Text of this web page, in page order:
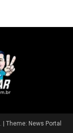
| Theme: News Portal